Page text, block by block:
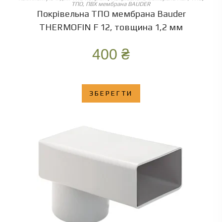
ТПО, ПВХ мембрана BAUDER
Покрівельна ТПО мембрана Bauder
THERMOFIN F 12, товщина 1,2 мм
400 ₴
ЗБЕРЕГТИ